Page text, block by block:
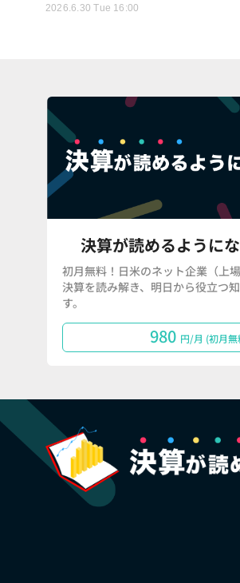
2026.6.30 Tue 16:00
決算が読めるように
初月無料！日米のネット企業（上
決算を読み解き、明日から役立つ
す。
980 円/月 (初月無